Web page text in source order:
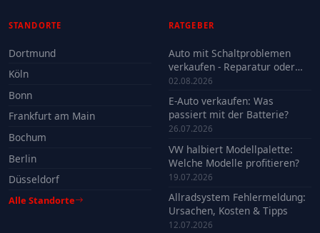
STANDORTE
Dortmund
Köln
Bonn
Frankfurt am Main
Bochum
Berlin
Düsseldorf
Alle Standorte
RATGEBER
Auto mit Schaltproblemen
verkaufen - Reparatur oder
Verkauf?
02.08.2026
E-Auto verkaufen: Was
passiert mit der Batterie?
26.07.2026
VW halbiert Modellpalette:
Welche Modelle profitieren?
19.07.2026
Allradsystem Fehlermeldung:
Ursachen, Kosten & Tipps
12.07.2026